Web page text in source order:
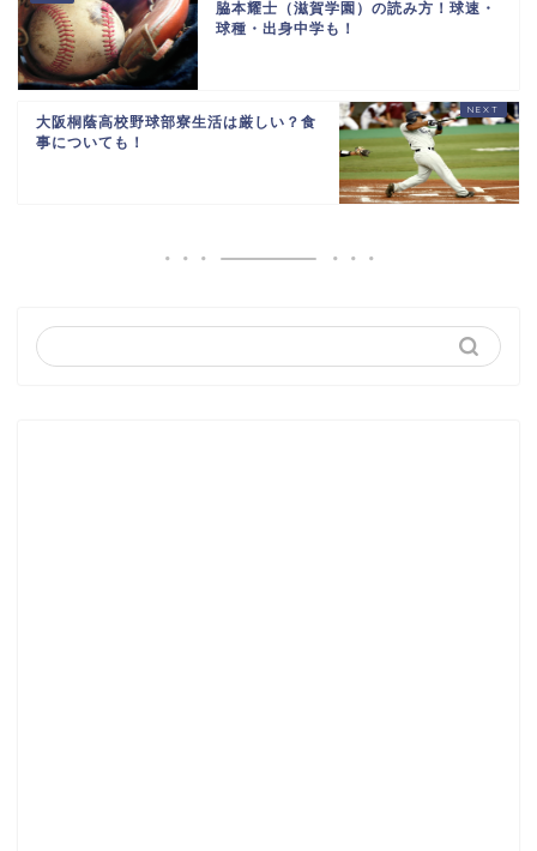
脇本耀士（滋賀学園）の読み方！球速・
球種・出身中学も！
大阪桐蔭高校野球部寮生活は厳しい？食
事についても！